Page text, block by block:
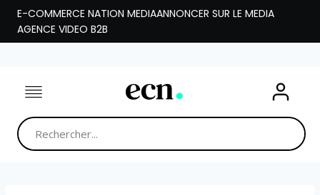
Aller
contenu
E-COMMERCE NATION MEDIAANNONCER SUR LE MEDIA
AGENCE VIDEO B2B